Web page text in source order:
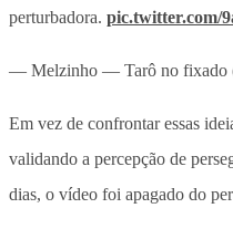
perturbadora. pic.twitter.com/
— Melzinho — Tarô no fixado
Em vez de confrontar essas
validando a percepção de
dias, o vídeo foi apagado do